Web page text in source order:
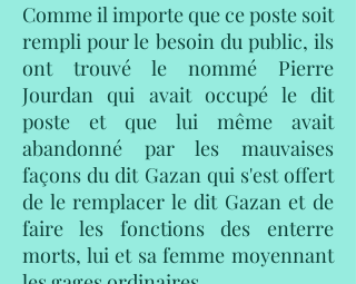
Comme il importe que ce poste soit
rempli pour le besoin du public, ils
ont trouvé le nommé Pierre
Jourdan qui avait occupé le dit
poste et que lui même avait
abandonné par les mauvaises
façons du dit Gazan qui s'est offert
de le remplacer le dit Gazan et de
faire les fonctions des enterre
morts, lui et sa femme moyennant